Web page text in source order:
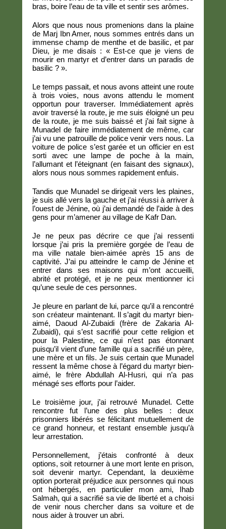
bras, boire l’eau de ta ville et sentir ses arômes.
Alors que nous nous promenions dans la plaine
de Marj Ibn Amer, nous sommes entrés dans un
immense champ de menthe et de basilic, et par
Dieu, je me disais : « Est-ce que je viens de
mourir en martyr et d’entrer dans un paradis de
basilic ? ».
Le temps passait, et nous avons atteint une route
à trois voies, nous avons attendu le moment
opportun pour traverser. Immédiatement après
avoir traversé la route, je me suis éloigné un peu
de la route, je me suis baissé et j’ai fait signe à
Munadel de faire immédiatement de même, car
j’ai vu une patrouille de police venir vers nous. La
voiture de police s’est garée et un officier en est
sorti avec une lampe de poche à la main,
l’allumant et l’éteignant (en faisant des signaux),
alors nous nous sommes rapidement enfuis.
Tandis que Munadel se dirigeait vers les plaines,
je suis allé vers la gauche et j’ai réussi à arriver à
l’ouest de Jénine, où j’ai demandé de l’aide à des
gens pour m’amener au village de Kafr Dan.
Je ne peux pas décrire ce que j’ai ressenti
lorsque j’ai pris la première gorgée de l’eau de
ma ville natale bien-aimée après 15 ans de
captivité. J’ai pu atteindre le camp de Jénine et
entrer dans ses maisons qui m’ont accueilli,
abrité et protégé, et je ne peux mentionner ici
qu’une seule de ces personnes.
Je pleure en parlant de lui, parce qu’il a rencontré
son créateur maintenant. Il s’agit du martyr bien-
aimé, Daoud Al-Zubaidi (frère de Zakaria Al-
Zubaidi), qui s’est sacrifié pour cette religion et
pour la Palestine, ce qui n’est pas étonnant
puisqu’il vient d’une famille qui a sacrifié un père,
une mère et un fils. Je suis certain que Munadel
ressent la même chose à l’égard du martyr bien-
aimé, le frère Abdullah Al-Husri, qui n’a pas
ménagé ses efforts pour l’aider.
Le troisième jour, j’ai retrouvé Munadel. Cette
rencontre fut l’une des plus belles : deux
prisonniers libérés se félicitant mutuellement de
ce grand honneur, et restant ensemble jusqu’à
leur arrestation.
Personnellement, j’étais confronté à deux
options, soit retourner à une mort lente en prison,
soit devenir martyr. Cependant, la deuxième
option porterait préjudice aux personnes qui nous
ont hébergés, en particulier mon ami, Ihab
Salmah, qui a sacrifié sa vie de liberté et a choisi
de venir nous chercher dans sa voiture et de
nous aider à trouver un abri.